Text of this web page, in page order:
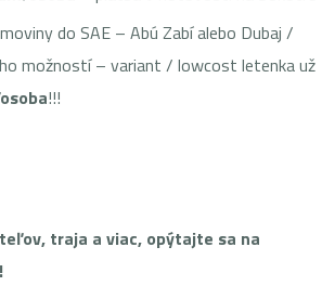
do SAE – Abú Zabí alebo Dubaj /
možností – variant / lowcost letenka už
!!!
traja a viac, opýtajte sa na